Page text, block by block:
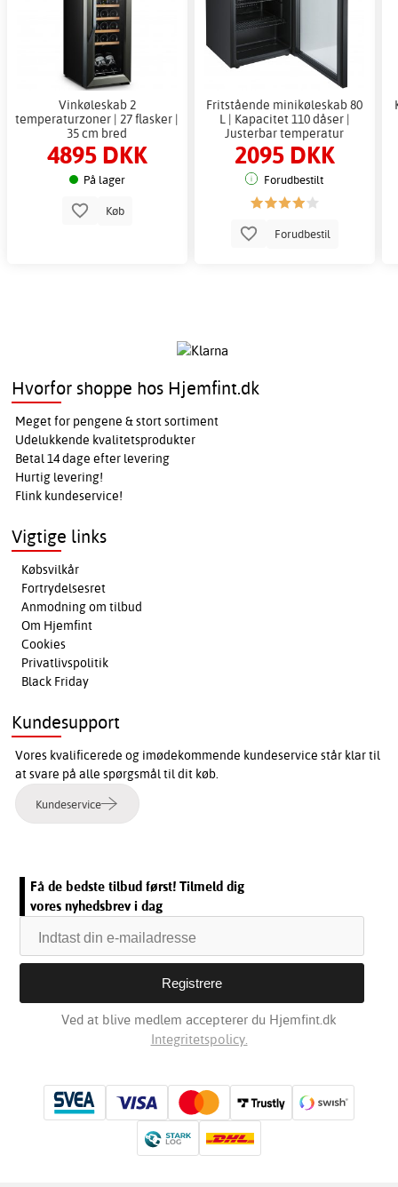
Vinkøleskab 2
temperaturzoner | 27 flasker |
35 cm bred
4895 DKK
På lager
Køb
Fritstående minikøleskab 80
L | Kapacitet 110 dåser |
Justerbar temperatur
2095 DKK
Forudbestilt
Forudbestil
Hvorfor shoppe hos Hjemfint.dk
Meget for pengene & stort sortiment
Udelukkende kvalitetsprodukter
Betal 14 dage efter levering
Hurtig levering!
Flink kundeservice!
Vigtige links
Købsvilkår
Fortrydelsesret
Anmodning om tilbud
Om Hjemfint
Cookies
Privatlivspolitik
Black Friday
Kundesupport
Vores kvalificerede og imødekommende kundeservice står klar til
at svare på alle spørgsmål til dit køb.
Kundeservice
Få de bedste tilbud først! Tilmeld dig
vores nyhedsbrev i dag
Ved at blive medlem accepterer du Hjemfint.dk
Integritetspolicy.